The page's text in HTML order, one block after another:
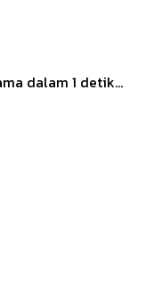
dalam 1 detik...